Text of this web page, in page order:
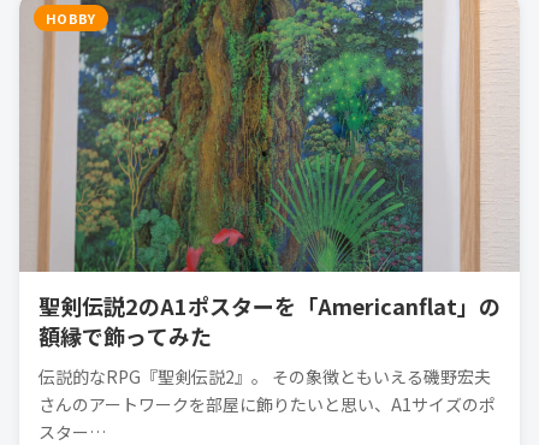
HOBBY
聖剣伝説2のA1ポスターを「Americanflat」の
額縁で飾ってみた
伝説的なRPG『聖剣伝説2』。 その象徴ともいえる磯野宏夫
さんのアートワークを部屋に飾りたいと思い、A1サイズのポ
スター…